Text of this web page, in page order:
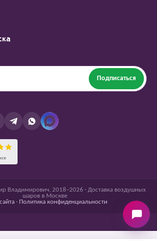
Подписаться
Владимирович, 2018–2026 · Доставка воздушных
шаров в Москве
· Политика конфиденциальности